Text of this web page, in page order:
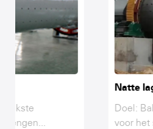
Natte lagerbalfabriek
Doel: Ball Mill is de
voor het slijpen en